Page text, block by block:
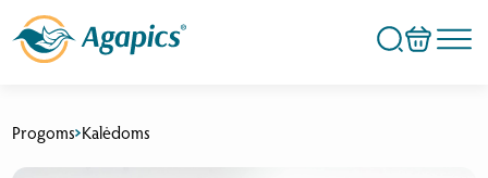
Progoms Kalėdoms